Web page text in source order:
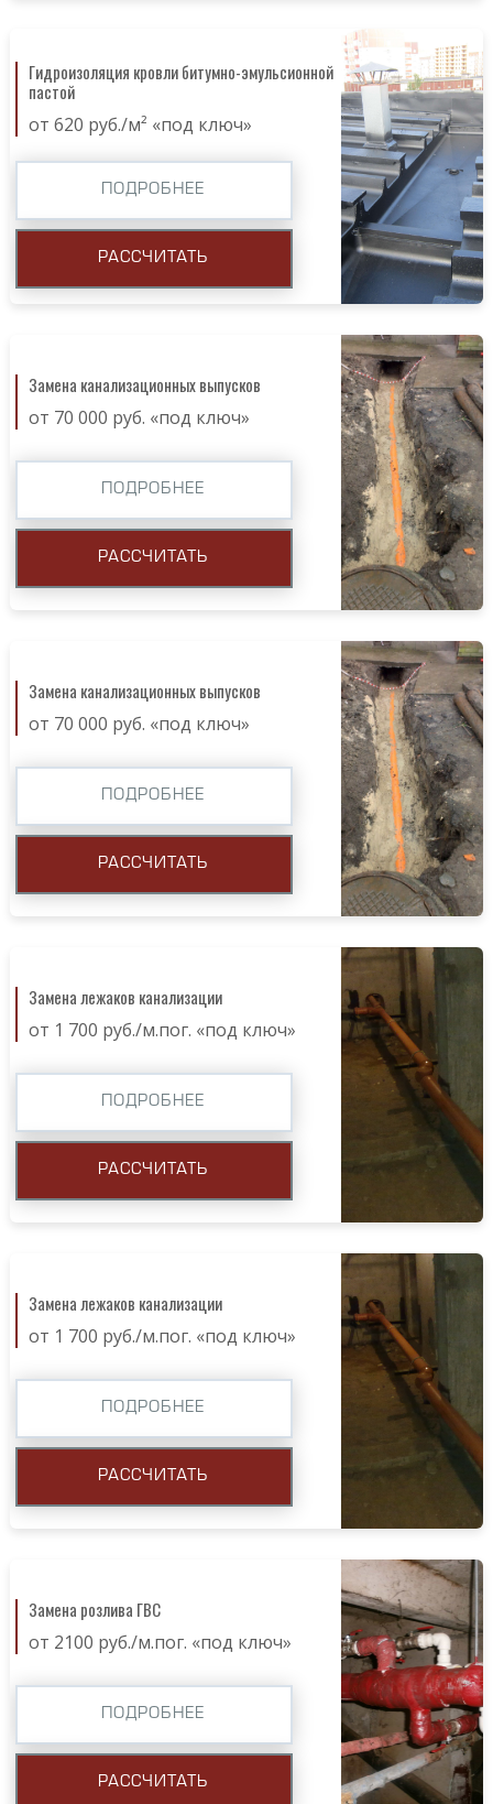
Гидроизоляция кровли битумно-эмульсионной
пастой
от 620 руб./м² «под ключ»
ПОДРОБНЕЕ
РАССЧИТАТЬ
Замена канализационных выпусков
от 70 000 руб. «под ключ»
ПОДРОБНЕЕ
РАССЧИТАТЬ
Замена канализационных выпусков
от 70 000 руб. «под ключ»
ПОДРОБНЕЕ
РАССЧИТАТЬ
Замена лежаков канализации
от 1 700 руб./м.пог. «под ключ»
ПОДРОБНЕЕ
РАССЧИТАТЬ
Замена лежаков канализации
от 1 700 руб./м.пог. «под ключ»
ПОДРОБНЕЕ
РАССЧИТАТЬ
Замена розлива ГВС
от 2100 руб./м.пог. «под ключ»
ПОДРОБНЕЕ
РАССЧИТАТЬ